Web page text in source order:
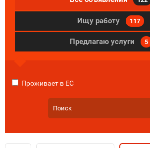
Ищу работу 117
Предлагаю услуги 5
Проживает в ЕС